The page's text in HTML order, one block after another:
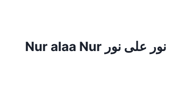
Nur alaa Nur نور على نور